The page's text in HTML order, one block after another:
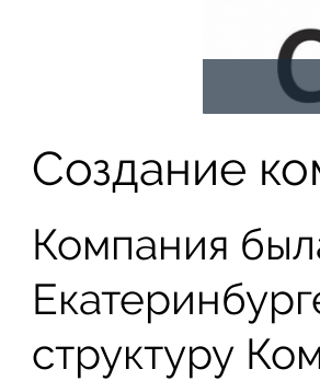
Создание
Компания
структуру